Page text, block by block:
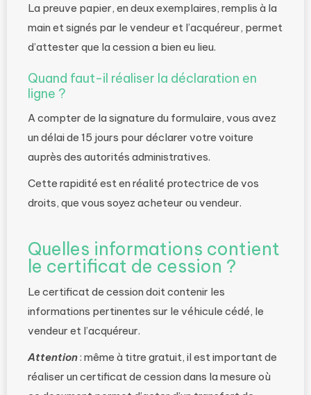
La preuve papier, en deux exemplaires, remplis à la
main et signés par le vendeur et l’acquéreur, permet
d’attester que la cession a bien eu lieu.
Quand faut-il réaliser la déclaration en
ligne ?
A compter de la signature du formulaire, vous avez
un délai de 15 jours pour déclarer votre voiture
auprès des autorités administratives.
Cette rapidité est en réalité protectrice de vos
droits, que vous soyez acheteur ou vendeur.
Quelles informations contient
le certificat de cession ?
Le certificat de cession doit contenir les
informations pertinentes sur le véhicule cédé, le
vendeur et l’acquéreur.
Attention: même à titre gratuit, il est important de
réaliser un certificat de cession dans la mesure où